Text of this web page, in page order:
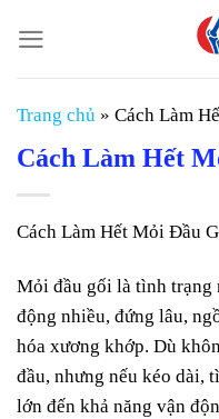
đến
nội
dung
Trang chủ » Cách Làm
Cách Làm Hết
Cách Làm Hết Mỏi Đầu
Mỏi đầu gối là tình trạng
động nhiều, đứng lâu,
hóa xương khớp. Dù
đầu, nhưng nếu kéo dài,
lớn đến khả năng vận